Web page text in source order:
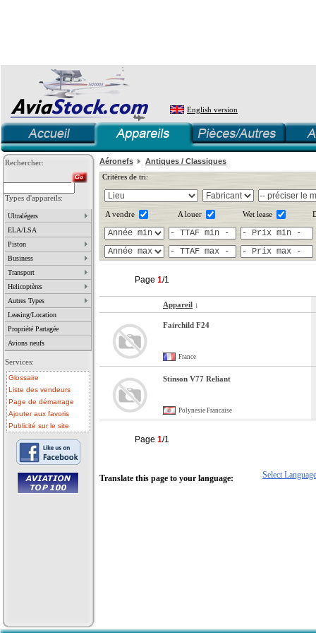
English version
Rechercher:
Types d'appareils:
Ultralégers
ELA/LSA
Piston
Business
Transport
Helicoptères
Autres Types
Leasing/Location
Propriété Partagée
Avions neufs
Services:
Glossaire
Liste des vendeurs
Page de démarrage
Ajouter aux favoris
Publicité sur le site
Aéronefs
Antiques / Classiques
Critères de tri:
A vendre A louer Wet lease
Page 1/1
Appareil ↓
Fairchild F24
France
Stinson V77 Reliant
Polynesie Francaise
Page 1/1
Translate this page to your language: Select Language